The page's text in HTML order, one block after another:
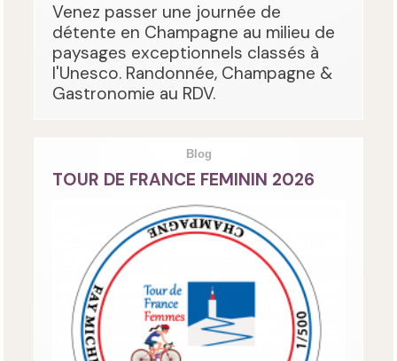
Venez passer une journée de
détente en Champagne au milieu de
paysages exceptionnels classés à
l'Unesco. Randonnée, Champagne &
Gastronomie au RDV.
Blog
TOUR DE FRANCE FEMININ 2026